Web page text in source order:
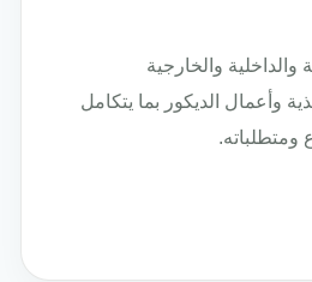
والخارجية
وأعمال الديكور بما يتكامل